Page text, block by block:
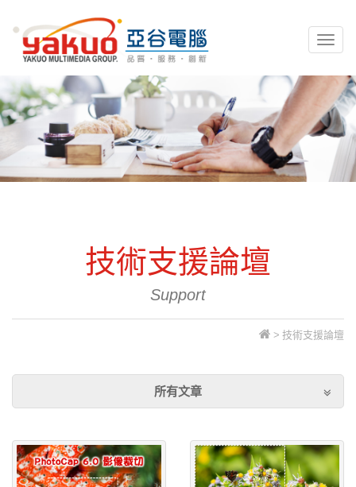
技術支援論壇
Support
> 技術支援論壇
所有文章